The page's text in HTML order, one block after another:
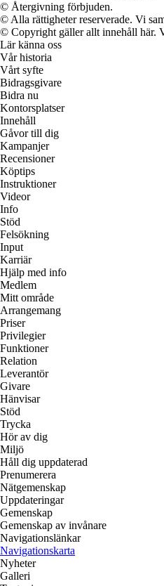
© Återgivning förbjuden.
© Alla rättigheter reserverade. Vi
© Copyright gäller allt innehåll här.
Lär känna oss
Vår historia
Vårt syfte
Bidragsgivare
Bidra nu
Kontorsplatser
Innehåll
Gåvor till dig
Kampanjer
Recensioner
Köptips
Instruktioner
Videor
Info
Stöd
Felsökning
Input
Karriär
Hjälp med info
Medlem
Mitt område
Arrangemang
Priser
Privilegier
Funktioner
Relation
Leverantör
Givare
Hänvisar
Stöd
Trycka
Hör av dig
Miljö
Håll dig uppdaterad
Prenumerera
Nätgemenskap
Uppdateringar
Gemenskap
Gemenskap av invånare
Navigationslänkar
Navigationskarta
Nyheter
Galleri